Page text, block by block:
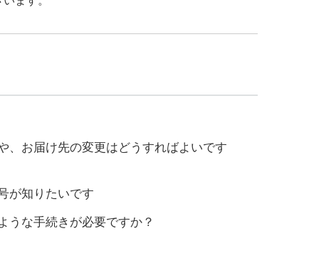
、お届け先の変更はどうすればよいです
が知りたいです
うな手続きが必要ですか？